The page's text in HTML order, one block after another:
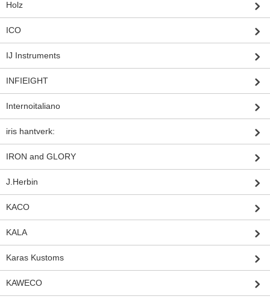
Holz
ICO
IJ Instruments
INFIEIGHT
Internoitaliano
iris hantverk:
IRON and GLORY
J.Herbin
KACO
KALA
Karas Kustoms
KAWECO